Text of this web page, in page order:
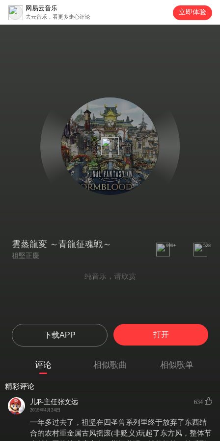
网易云音乐
去云音乐，看更多走心评论
立即体验
雲蒸龍変 ～青龍征魂戦～
祖堅正慶
999+ 528
纯音乐，请欣赏
下载APP 打开
评论 相似歌曲 相似歌单
精彩评论
儿科主任张文远
2019年4月24日
634
一年多过去了，祖坚在四圣兽系列里终于放弃了东西结
合的农村重金属古风摇滚(非贬义)玩起了东方风，整体节